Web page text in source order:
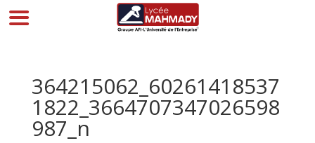
364215062_60261418537
1822_3664707347026598
987_n